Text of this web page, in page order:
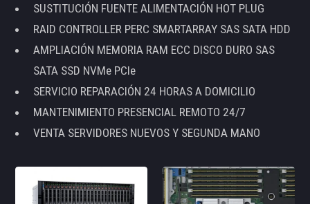
SUSTITUCIÓN FUENTE ALIMENTACIÓN HOT PLUG
RAID CONTROLLER PERC SMARTARRAY SAS SATA HDD
AMPLIACIÓN MEMORIA RAM ECC DISCO DURO SAS
SATA SSD NVMe PCIe
SERVICIO REPARACIÓN 24 HORAS A DOMICILIO
MANTENIMIENTO PRESENCIAL REMOTO 24/7
VENTA SERVIDORES NUEVOS Y SEGUNDA MANO